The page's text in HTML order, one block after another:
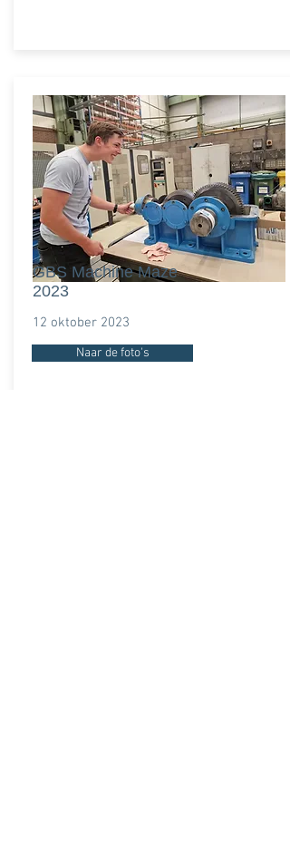
GBS Machine Maze
2023
12 oktober 2023
Naar de foto's